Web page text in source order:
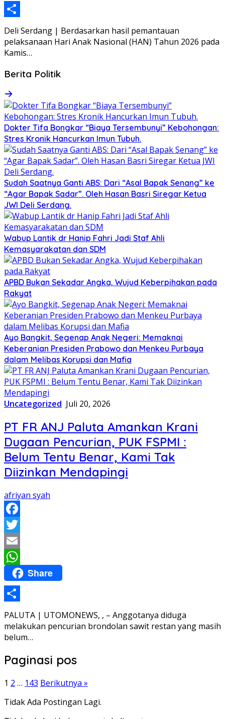
Share
Deli Serdang | Berdasarkan hasil pemantauan
pelaksanaan Hari Anak Nasional (HAN) Tahun 2026 pada
Kamis…
Berita Politik
Dokter Tifa Bongkar “Biaya Tersembunyi” Kebohongan:
Stres Kronik Hancurkan Imun Tubuh.
Sudah Saatnya Ganti ABS: Dari “Asal Bapak Senang” ke
“Agar Bapak Sadar”. Oleh Hasan Basri Siregar Ketua
JWI Deli Serdang.
Wabup Lantik dr Hanip Fahri Jadi Staf Ahli
Kemasyarakatan dan SDM
APBD Bukan Sekadar Angka, Wujud Keberpihakan pada
Rakyat
Ayo Bangkit, Segenap Anak Negeri: Memaknai
Keberanian Presiden Prabowo dan Menkeu Purbaya
dalam Melibas Korupsi dan Mafia
Uncategorized Juli 20, 2026
PT FR ANJ Paluta Amankan Krani
Dugaan Pencurian, PUK FSPMI :
Belum Tentu Benar, Kami Tak
Diizinkan Mendapingi
afriyan syah
Facebook
Twitter
Email
WhatsApp
Share
Share
PALUTA | UTOMONEWS, , – Anggotanya diduga
melakukan pencurian brondolan sawit restan yang masih
belum…
Paginasi pos
1 2 … 143 Berikutnya »
Tidak Ada Postingan Lagi.